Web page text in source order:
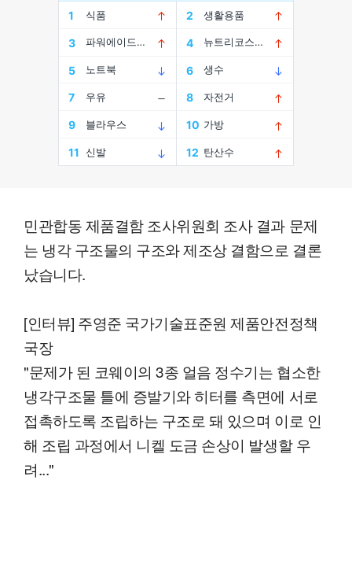
민관합동 제품결함 조사위원회 조사 결과 문제
는 냉각 구조물의 구조와 제조상 결함으로 결론
났습니다.
[인터뷰] 주영준 국가기술표준원 제품안전정책
국장
"문제가 된 코웨이의 3종 얼음 정수기는 협소한
냉각구조물 틀에 증발기와 히터를 측면에 서로
접촉하도록 조립하는 구조로 돼 있으며 이로 인
해 조립 과정에서 니켈 도금 손상이 발생할 우
려..."